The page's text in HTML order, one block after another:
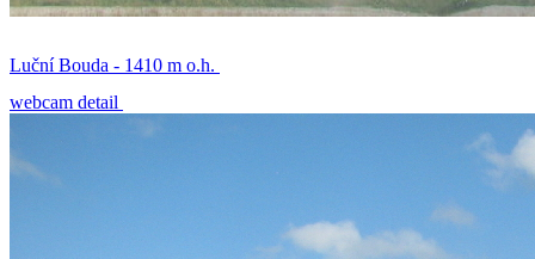
Luční Bouda - 1410 m o.h.
webcam detail